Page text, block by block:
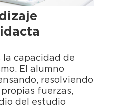
la capacidad de
El alumno
resolviendo
fuerzas,
del estudio